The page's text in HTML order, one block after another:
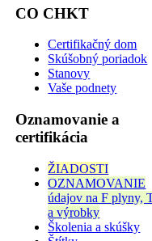
CO CHKT
Certifikačný dom
Skúšobný poriadok
Stanovy
Vaše podnety
Oznamovanie a
certifikácia
ŽIADOSTI
OZNAMOVANIE
údajov na F plyny,
a výrobky
Školenia a skúšky